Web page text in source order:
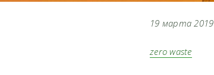
19 марта 2019
zero waste